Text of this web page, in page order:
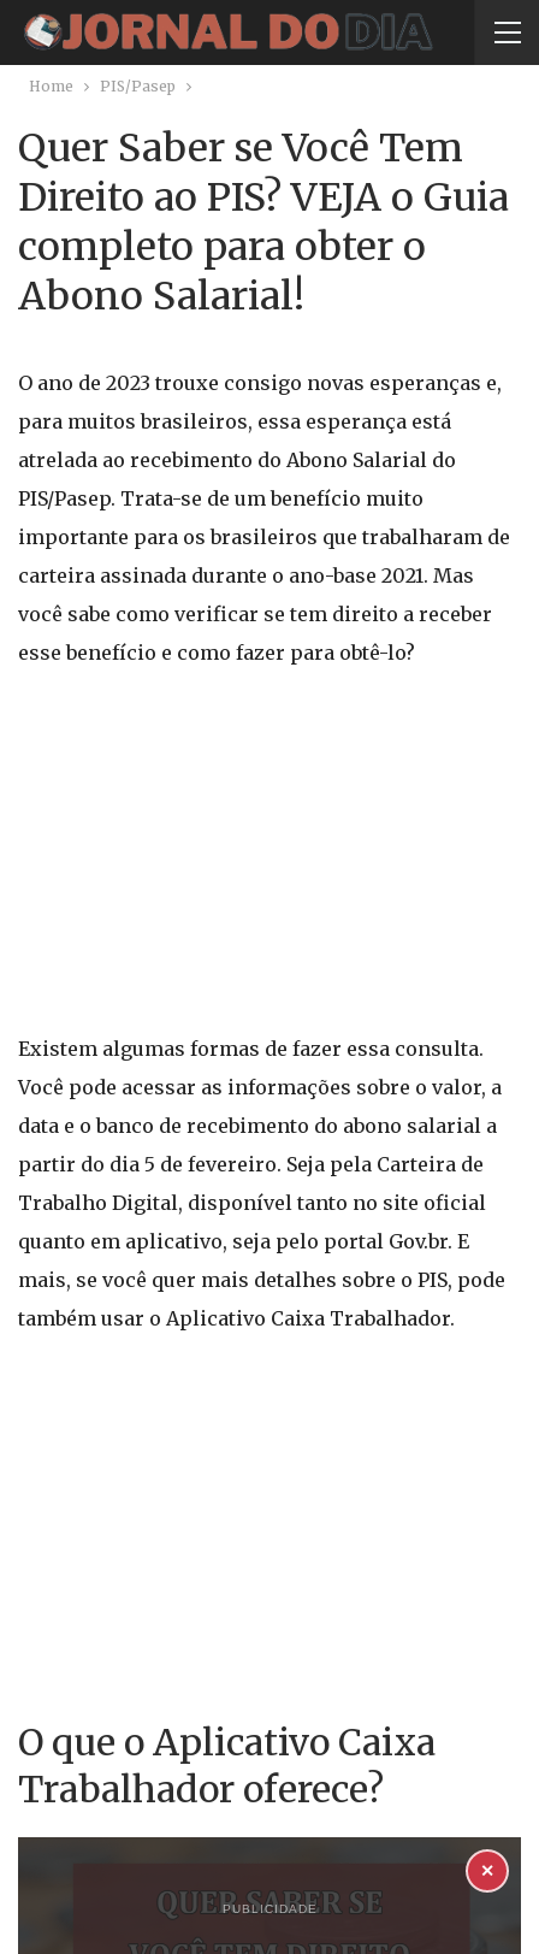
Home PIS/Pasep
Quer Saber se Você Tem
Direito ao PIS? VEJA o Guia
completo para obter o
Abono Salarial!
O ano de 2023 trouxe consigo novas esperanças e,
para muitos brasileiros, essa esperança está
atrelada ao recebimento do Abono Salarial do
PIS/Pasep. Trata-se de um benefício muito
importante para os brasileiros que trabalharam de
carteira assinada durante o ano-base 2021. Mas
você sabe como verificar se tem direito a receber
esse benefício e como fazer para obtê-lo?
Existem algumas formas de fazer essa consulta.
Você pode acessar as informações sobre o valor, a
data e o banco de recebimento do abono salarial a
partir do dia 5 de fevereiro. Seja pela Carteira de
Trabalho Digital, disponível tanto no site oficial
quanto em aplicativo, seja pelo portal Gov.br. E
mais, se você quer mais detalhes sobre o PIS, pode
também usar o Aplicativo Caixa Trabalhador.
O que o Aplicativo Caixa
Trabalhador oferece?
PUBLICIDADE
✕